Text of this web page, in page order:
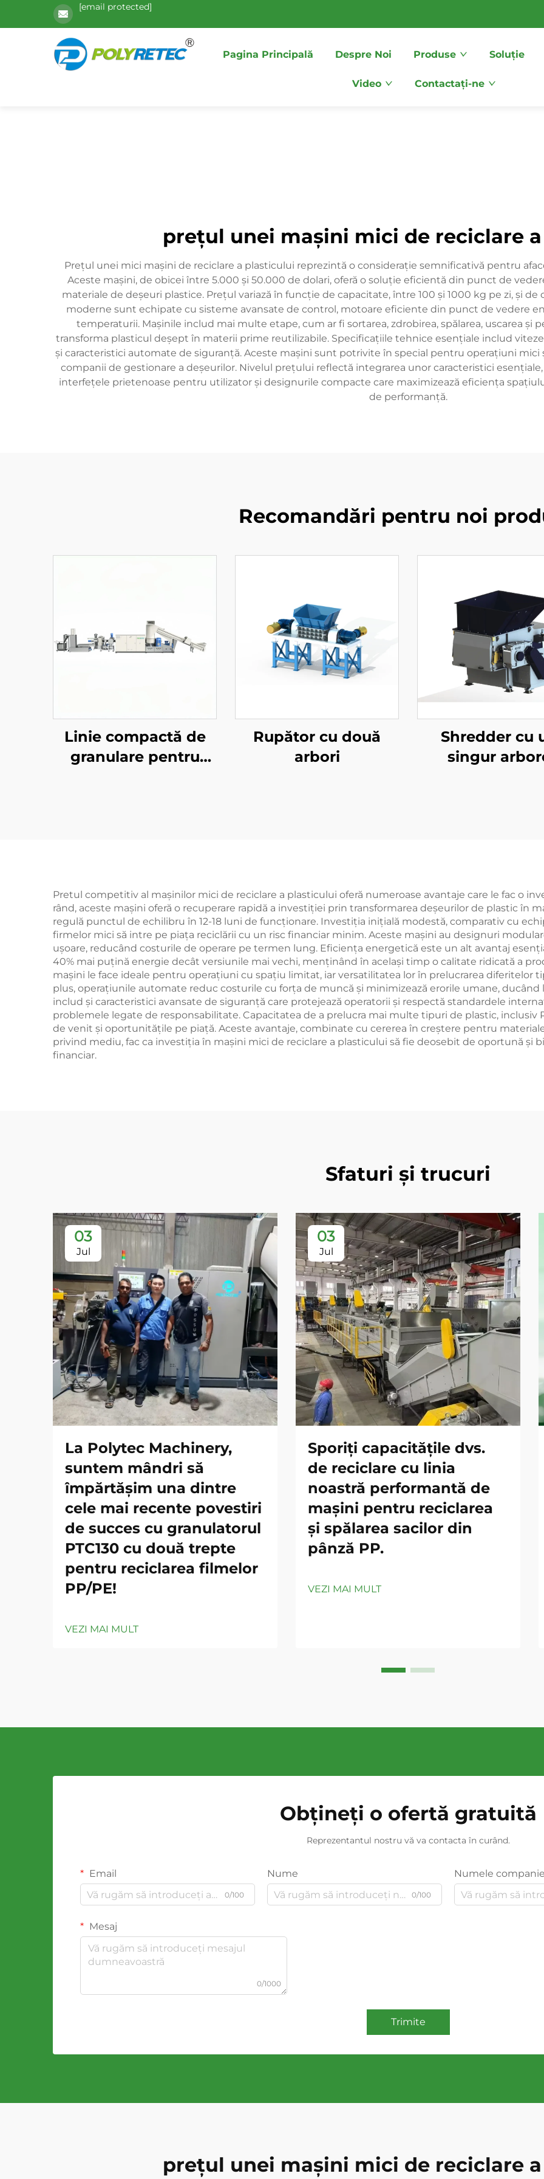
[email protected]
Pagina Principală Despre Noi Produse Soluție
Video Contactați-ne
prețul unei mașini mici de reciclare
Prețul unei mici mașini de reciclare a plasticului reprezintă o considerație semnificativă pentru
Aceste mașini, de obicei între 5.000 și 50.000 de dolari, oferă o soluție eficientă din punct de
materiale de deșeuri plastice. Prețul variază în funcție de capacitate, între 100 și 1000 kg pe zi, și
moderne sunt echipate cu sisteme avansate de control, motoare eficiente din punct de vedere
temperaturii. Mașinile includ mai multe etape, cum ar fi sortarea, zdrobirea, spălarea, uscarea și
transforma plasticul deșept în materii prime reutilizabile. Specificațiile tehnice esențiale includ
și caracteristici automate de siguranță. Aceste mașini sunt potrivite în special pentru operațiuni mici
companii de gestionare a deșeurilor. Nivelul prețului reflectă integrarea unor caracteristici
interfețele prietenoase pentru utilizator și designurile compacte care maximizează eficiența
de performanță.
Recomandări pentru noi
Linie compactă de
granulare pentru
Rupător cu două
arbori
Shredder cu
singur
Pretul competitiv al mașinilor mici de reciclare a plasticului oferă numeroase avantaje care le fac o
rând, aceste mașini oferă o recuperare rapidă a investiției prin transformarea deșeurilor de plastic în
regulă punctul de echilibru în 12-18 luni de funcționare. Investiția inițială modestă, comparativ cu
firmelor mici să intre pe piața reciclării cu un risc financiar minim. Aceste mașini au designuri
ușoare, reducând costurile de operare pe termen lung. Eficiența energetică este un alt avantaj
40% mai puțină energie decât versiunile mai vechi, menținând în același timp o calitate ridicată a
mașini le face ideale pentru operațiuni cu spațiu limitat, iar versatilitatea lor în prelucrarea diferitelor
plus, operațiunile automate reduc costurile cu forța de muncă și minimizează erorile umane, ducând
includ și caracteristici avansate de siguranță care protejează operatorii și respectă standardele
problemele legate de responsabilitate. Capacitatea de a prelucra mai multe tipuri de plastic, inclusiv
de venit și oportunitățile pe piață. Aceste avantaje, combinate cu cererea în creștere pentru
privind mediu, fac ca investiția în mașini mici de reciclare a plasticului să fie deosebit de oportună
financiar.
Sfaturi și trucuri
03
Jul
La Polytec Machinery,
suntem mândri să
împărtășim una dintre
cele mai recente povestiri
de succes cu granulatorul
PTC130 cu două trepte
pentru reciclarea filmelor
PP/PE!
VEZI MAI MULT
03
Jul
Sporiți capacitățile dvs.
de reciclare cu linia
noastră performantă de
mașini pentru reciclarea
și spălarea sacilor din
pânză PP.
VEZI MAI MULT
Obțineți o ofertă gratuită
Reprezentantul nostru vă va contacta în curând.
Email
0/100
Nume
0/100
Numele
Mesaj
0/1000
Trimite
prețul unei mașini mici de reciclare